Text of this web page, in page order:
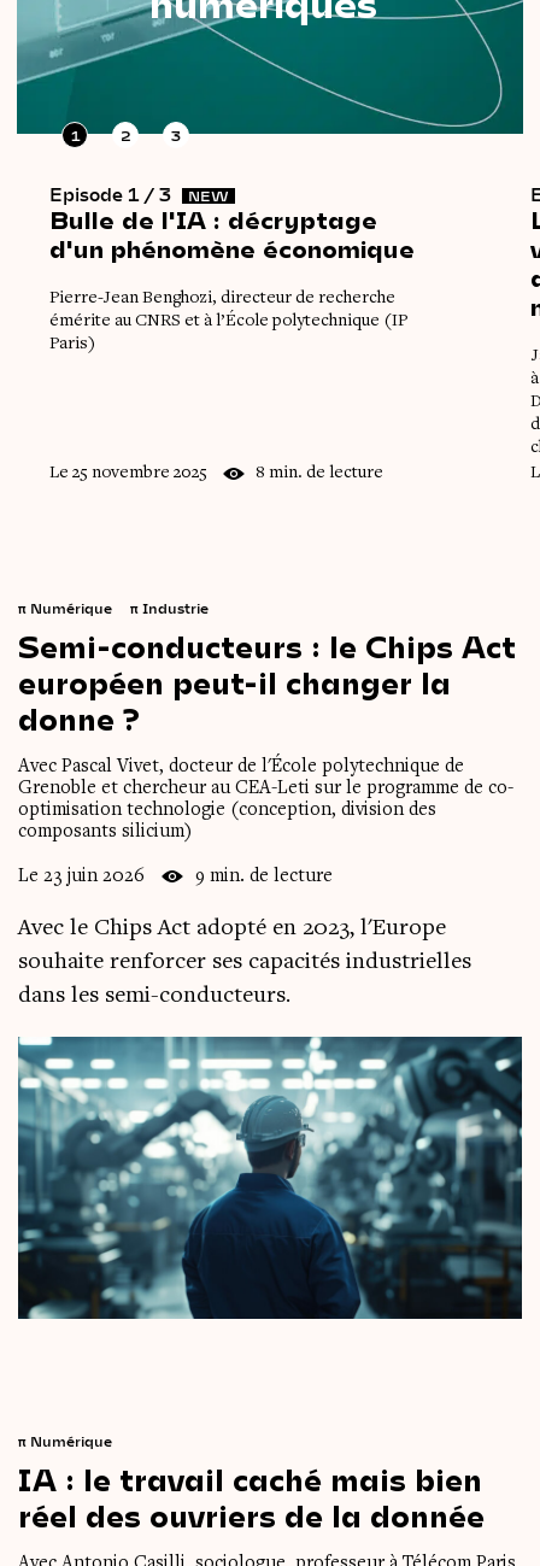
1 2 3
Episode 1 / 3 NEW
Bulle de l'IA : décryptage
d'un phénomène économique
Pierre-Jean Benghozi, directeur de recherche
émérite au CNRS et à l’École polytechnique (IP
Paris)
Le 25 novembre 2025 8 min. de lecture
π Numérique π Industrie
Semi-conducteurs : le Chips Act
européen peut-il changer la
donne ?
Avec Pascal Vivet, docteur de l'École polytechnique de
Grenoble et chercheur au CEA-Leti sur le programme de co-
optimisation technologie (conception, division des
composants silicium)
Le 23 juin 2026 9 min. de lecture
Avec le Chips Act adopté en 2023, l'Europe
souhaite renforcer ses capacités industrielles
dans les semi-conducteurs.
π Numérique
IA : le travail caché mais bien
réel des ouvriers de la donnée